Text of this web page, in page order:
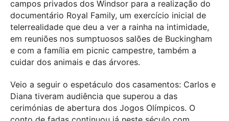
campos privados dos Windsor para a realização do
documentário Royal Family, um exercício inicial de
telerrealidade que deu a ver a rainha na intimidade,
em reuniões nos sumptuosos salões de Buckingham
e com a família em picnic campestre, também a
cuidar dos animais e das árvores.
Veio a seguir o espetáculo dos casamentos: Carlos e
Diana tiveram audiência que superou a das
cerimónias de abertura dos Jogos Olímpicos. O